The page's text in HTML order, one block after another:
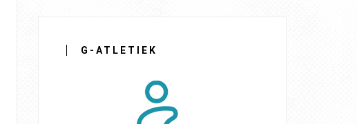
G-ATLETIEK